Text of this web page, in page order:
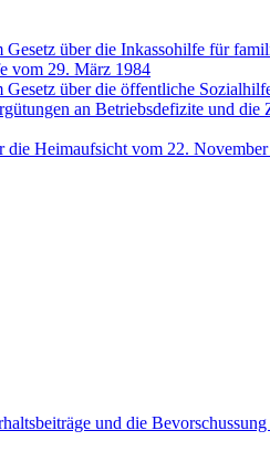
Gesetz über die Inkassohilfe für
vom 29. März 1984
Gesetz über die öffentliche
an Betriebsdefizite und
die Heimaufsicht vom 22.
und die